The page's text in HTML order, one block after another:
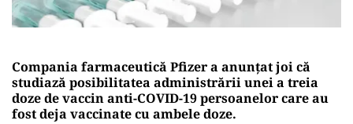
Compania farmaceutică Pfizer a anunţat joi că
studiază posibilitatea administrării unei a treia
doze de vaccin anti-COVID-19 persoanelor care au
fost deja vaccinate cu ambele doze.